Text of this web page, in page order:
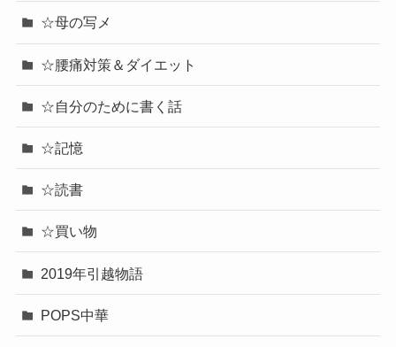
☆母の写メ
☆腰痛対策＆ダイエット
☆自分のために書く話
☆記憶
☆読書
☆買い物
2019年引越物語
POPS中華